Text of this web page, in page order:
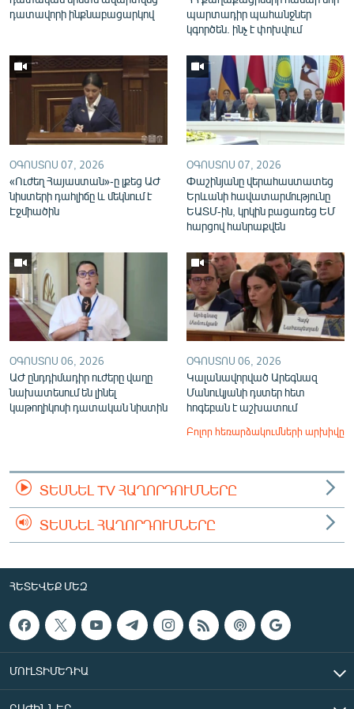
English
ՀԵՏԵՎԵՔ ՄԵԶ
«Ազատության» բոլոր կայքերը
դատավորի ինքնաբացարկով
պարտադիր պահանջներ
կգործեն. ինչ է փոխվում
ՕԳՈՍՏՈՍ 07, 2026
«Ուժեղ Հայաստան»-ը լքեց ԱԺ
նիստերի դահլիճը և մեկնում է
Էջմիածին
ՕԳՈՍՏՈՍ 07, 2026
Փաշինյանը վերահաստատեց
Երևանի հավատարմությունը
ԵԱՏՄ-ին, կրկին բացառեց ԵՄ
հարցով հանրաքվեն
ՕԳՈՍՏՈՍ 06, 2026
ԱԺ ընդդիմադիր ուժերը վաղը
նախատեսում են լինել
կաթողիկոսի դատական նիստին
ՕԳՈՍՏՈՍ 06, 2026
Կալանավորված Արեգնազ
Մանուկյանի դստեր հետ
հոգեբան է աշխատում
Բոլոր հեռարձակումների արխիվը
ՏԵՍՆԵԼ TV ՀԱՂՈՐԴՈՒՄՆԵՐԸ
ՏԵՍՆԵԼ ՀԱՂՈՐԴՈՒՄՆԵՐԸ
ՀԵՏԵՎԵՔ ՄԵԶ
ՄՈՒԼՏԻՄԵԴԻԱ